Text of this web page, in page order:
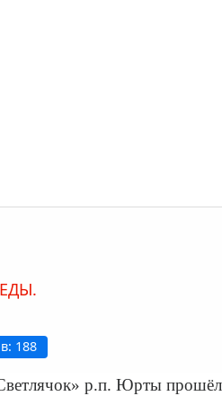
188
р.п. Юрты